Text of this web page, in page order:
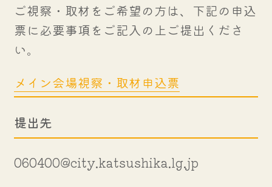
ご視察・取材をご希望の方は、下記の申込
票に必要事項をご記入の上ご提出くださ
い。
メイン会場視察・取材申込票
提出先
060400@city.katsushika.lg.jp